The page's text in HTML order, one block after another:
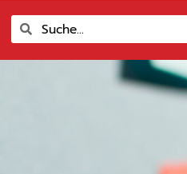
SucheSuche